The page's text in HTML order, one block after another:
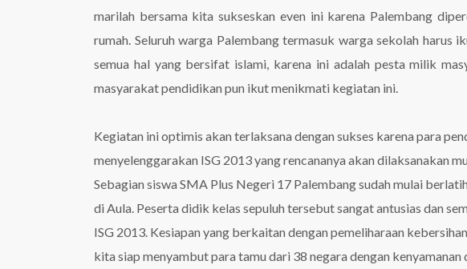
marilah bersama kita sukseskan even ini karena Palembang
rumah. Seluruh warga Palembang termasuk warga sekolah
semua hal yang bersifat islami, karena ini adalah pesta milik
masyarakat pendidikan pun ikut menikmati kegiatan ini.
Kegiatan ini optimis akan terlaksana dengan sukses karena para
menyelenggarakan ISG 2013 yang rencananya akan dilaksanakan
Sebagian siswa SMA Plus Negeri 17 Palembang sudah mulai
di Aula. Peserta didik kelas sepuluh tersebut sangat antusias dan
ISG 2013. Kesiapan yang berkaitan dengan pemeliharaan
kita siap menyambut para tamu dari 38 negara dengan